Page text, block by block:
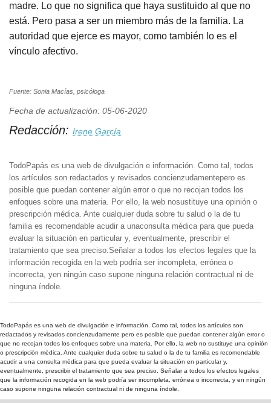
madre. Lo que no significa que haya sustituido al que no
está. Pero pasa a ser un miembro más de la familia. La
autoridad que ejerce es mayor, como también lo es el
vínculo afectivo.
Fuente: Sonia Macías, psicóloga
Fecha de actualización: 05-06-2020
Redacción: Irene García
TodoPapás es una web de divulgación e información. Como tal, todos
los artículos son redactados y revisados concienzudamentepero es
posible que puedan contener algún error o que no recojan todos los
enfoques sobre una materia. Por ello, la web nosustituye una opinión o
prescripción médica. Ante cualquier duda sobre tu salud o la de tu
familia es recomendable acudir a unaconsulta médica para que pueda
evaluar la situación en particular y, eventualmente, prescribir el
tratamiento que sea preciso.Señalar a todos los efectos legales que la
información recogida en la web podría ser incompleta, errónea o
incorrecta, yen ningún caso supone ninguna relación contractual ni de
ninguna índole.
TodoPapás es una web de divulgación e información. Como tal, todos los artículos son
redactados y revisados concienzudamente pero es posible que puedan contener algún error o
que no recojan todos los enfoques sobre una materia. Por ello, la web no sustituye una opinión
o prescripción médica. Ante cualquier duda sobre tu salud o la de tu familia es recomendable
acudir a una consulta médica para que pueda evaluar la situación en particular y,
eventualmente, prescribir el tratamiento que sea preciso. Señalar a todos los efectos legales
que la información recogida en la web podría ser incompleta, errónea o incorrecta, y en ningún
caso supone ninguna relación contractual ni de ninguna índole.